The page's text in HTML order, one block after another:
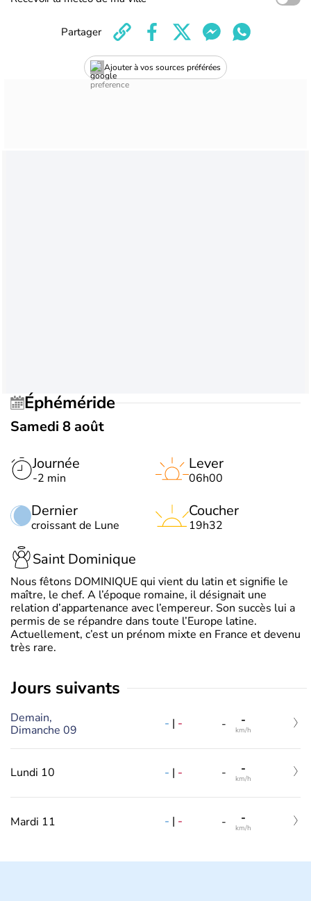
Ajouter à vos sources préférées
Partager
Éphéméride
Samedi 8 août
Journée
-2 min
Dernier
croissant de Lune
Lever
06h00
Coucher
19h32
Saint Dominique
Nous fêtons DOMINIQUE qui vient du latin et signifie le
maître, le chef. A l’époque romaine, il désignait une
relation d’appartenance avec l’empereur. Son succès lui a
permis de se répandre dans toute l’Europe latine.
Actuellement, c’est un prénom mixte en France et devenu
très rare.
jours suivants
Demain,
Dimanche 09
- | - - -
km/h
Lundi 10 - | - - -
km/h
Mardi 11 - | - - -
km/h